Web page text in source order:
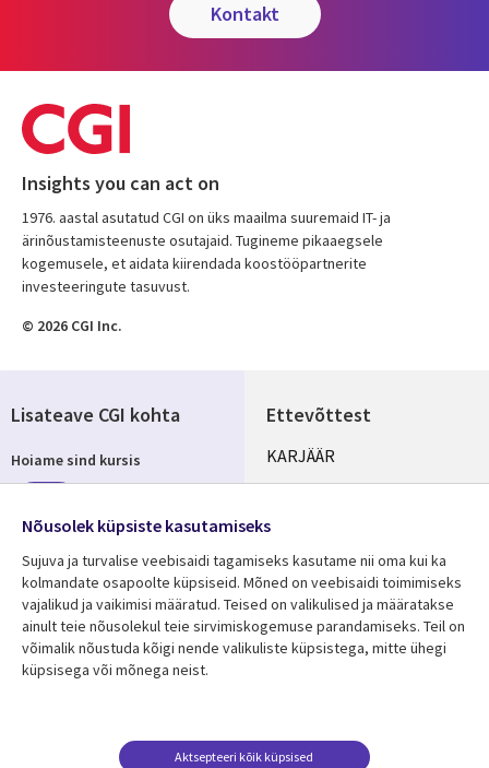
kontakt
Insights you can act on
1976. aastal asutatud CGI on üks maailma suuremaid IT- ja
ärinõustamisteenuste osutajaid. Tugineme pikaaegsele
kogemusele, et aidata kiirendada koostööpartnerite
investeeringute tasuvust.
© 2026 CGI Inc.
Ettevõttest
Useful
links
ESTONIA
KARJÄÄR
KONTORID
Ressursikeskus Tugi
Lisateave CGI kohta
Hoiame sind kursis
Jälgi meid
Social
Media
Nõusolek küpsiste kasutamiseks
Sujuva ja turvalise veebisaidi tagamiseks kasutame nii oma kui ka
kolmandate osapoolte küpsiseid. Mõned on veebisaidi toimimiseks
vajalikud ja vaikimisi määratud. Teised on valikulised ja määratakse
ainult teie nõusolekul teie sirvimiskogemuse parandamiseks. Teil on
võimalik nõustuda kõigi nende valikuliste küpsistega, mitte ühegi
küpsisega või mõnega neist.
Aktsepteeri kõik küpsised